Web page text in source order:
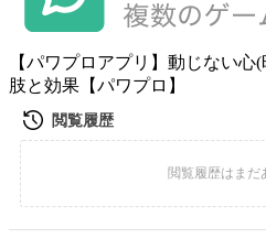
【パワプロアプリ】動じない
肢と効果【パワプロ】